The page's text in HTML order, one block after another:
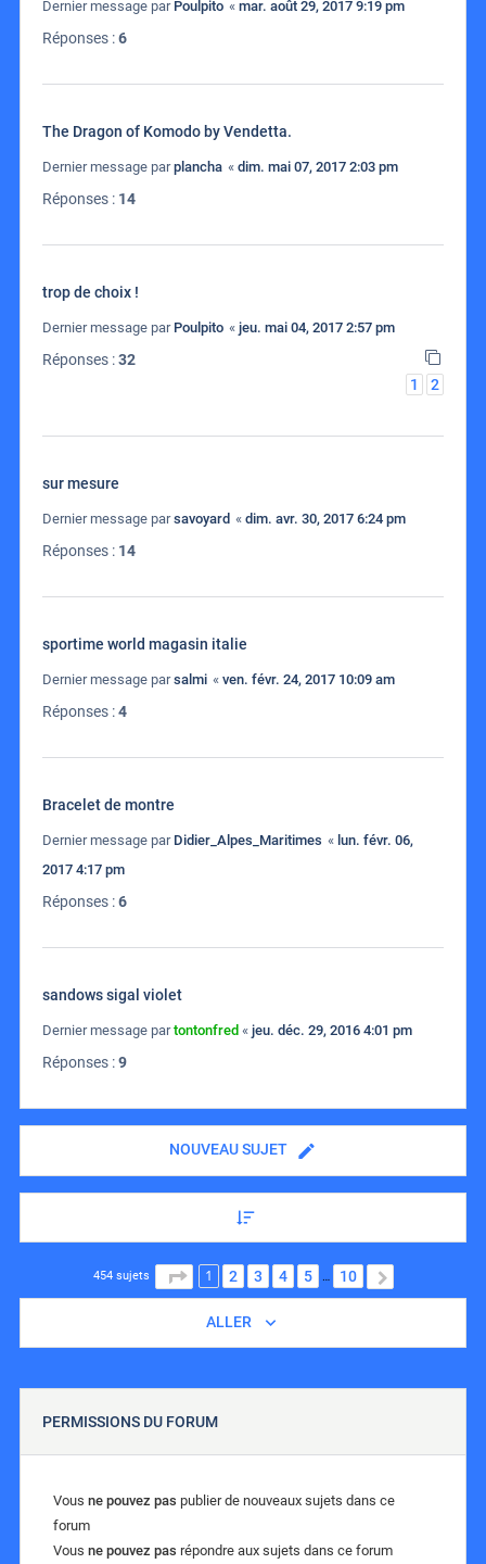
Dernier message par Poulpito « mar. août 29, 2017 9:19 pm
Réponses :6
The Dragon of Komodo by Vendetta.
Dernier message parplancha « dim. mai 07, 2017 2:03 pm
Réponses : 14
trop de choix !
Dernier message par Poulpito « jeu. mai 04, 2017 2:57 pm
Réponses :32
1
2
sur mesure
Dernier message parsavoyard « dim. avr. 30, 2017 6:24 pm
Réponses : 14
sportime world magasin italie
Dernier message parsalmi « ven. févr. 24, 2017 10:09 am
Réponses :4
Bracelet de montre
Dernier message par Didier_Alpes_Maritimes « lun. févr. 06,
2017 4:17 pm
Réponses :6
sandows sigal violet
Dernier message partontonfred « jeu. déc. 29, 2016 4:01 pm
Réponses :9
NOUVEAU SUJET
454 sujets PAGE 1 SUR 10
1 2 3 4 5 … 10
ALLER
PERMISSIONS DU FORUM
Vous ne pouvez pas publier de nouveaux sujets dans ce
forum
Vous ne pouvez pas répondre aux sujets dans ce forum